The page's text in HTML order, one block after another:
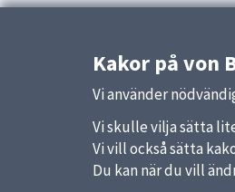
Kakor på von
Vi använder
Vi skulle vilja sätta
Vi vill också sätta
Du kan när du vill